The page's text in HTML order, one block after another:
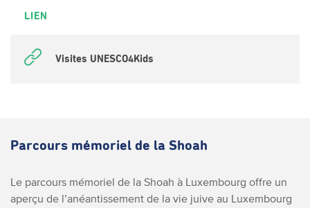
LIEN
Visites UNESCO4Kids
Parcours mémoriel de la Shoah
Le parcours mémoriel de la Shoah à Luxembourg offre un
aperçu de l’anéantissement de la vie juive au Luxembourg